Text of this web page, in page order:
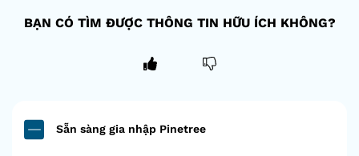
Sẵn sàng gia nhập Pinetree
BẠN CÓ TÌM ĐƯỢC THÔNG TIN HỮU ÍCH KHÔNG?